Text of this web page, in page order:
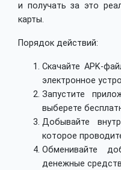
и получать за это
карты.
Порядок действий:
Скачайте APK-
электронное
Запустите
выберете
Добывайте
которое
Обменивайте
денежные